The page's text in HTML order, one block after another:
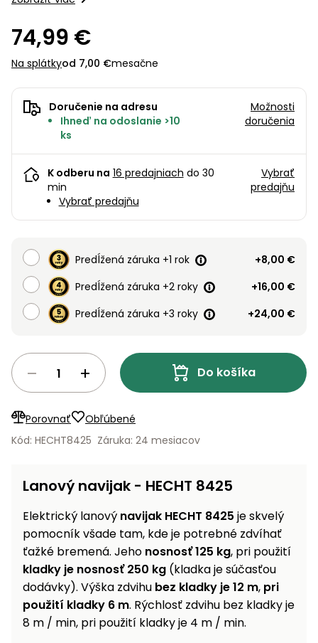
nože
Štiepačky
vetiev
Špalíkovače
Fukáre a
vysávače
na lístie
Záhradné
vozíky
Fúriky
Rozmetadlá
a posypové
vozíky
Čerpadlá
a
vodárne
Vysokotlakové
umývačky
frézy
Odhŕňače
a lopaty
na sneh
Postrekovače
a rosiče
Ochrana
Záhradné
koše
Krhly
Tieniace
textílie
Odpudzovače
a pasce
Príslušenstvo
Vibračné
dosky
Rezačky
Meracie
prístroje
autobatérií
Vykurovanie
Príslušenstvo
Bagre
Seniorské
vozíky
Prilby
Doplnky
Nosná konštrukcia nie je súčasťou.
74,99 €
Na splátkyod 7,00 €mesačne
Doručenie na adresu
Ihneď na odoslanie >10
ks
Možnosti
doručenia
K odberu na 16 predajniach do 30
min
Vybrať predajňu
Vybrať
predajňu
Predĺžená záruka +1 rok
+8,00 €
Predĺžená záruka +2 roky
+16,00 €
Predĺžená záruka +3 roky
+24,00 €
Do košíka
Porovnať
Obľúbené
Kód: HECHT8425 Záruka: 24 mesiacov
Lanový navijak - HECHT 8425
Elektrický lanový navijak HECHT 8425 je skvelý
pomocník všade tam, kde je potrebné zdvíhať
ťažké bremená. Jeho nosnosť 125 kg, pri použití
kladky je nosnosť 250 kg (kladka je súčasťou
dodávky). Výška zdvihu bez kladky je 12 m, pri
použití kladky 6 m. Rýchlosť zdvihu bez kladky je
8 m / min, pri použití kladky je 4 m / min.